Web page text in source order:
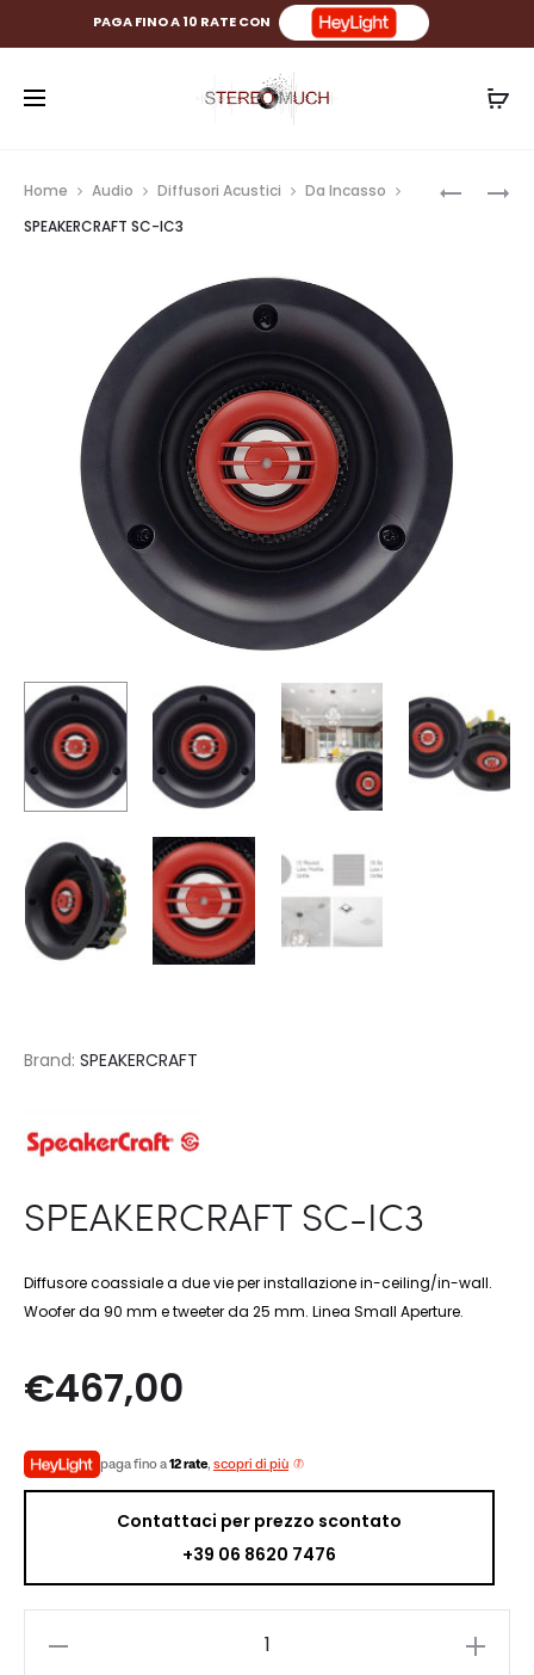
PAGA FINO A 10 RATE CON
Home Audio Diffusori Acustici
Da Incasso
SPEAKERCRAFT SC-IC3
Brand: SPEAKERCRAFT
SPEAKERCRAFT SC-IC3
Diffusore coassiale a due vie per installazione in-ceiling/in-wall.
Woofer da 90 mm e tweeter da 25 mm. Linea Small Aperture.
€467,00
paga fino a12 rate, scopri di più
Contattaci per prezzo scontato
+39 06 8620 7476